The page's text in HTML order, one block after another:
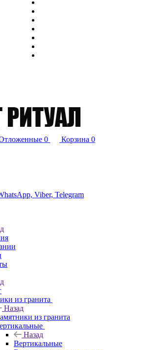
0 Корзина 0
Viber, Telegram
из гранита
Назад
из гранита
Назад
Вертикальные